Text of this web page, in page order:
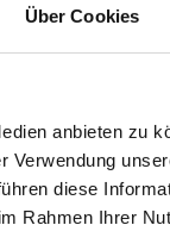
Über Cookies
anbieten zu
Verwendung
diese
Rahmen Ihrer